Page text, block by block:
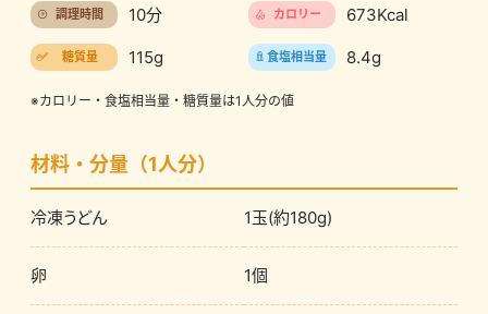
調理時間 10分 カロリー 673Kcal
糖質量 115g 食塩相当量 8.4g
※カロリー・食塩相当量・糖質量は1人分の値
材料・分量（1人分）
冷凍うどん 1玉(約180g)
卵 1個